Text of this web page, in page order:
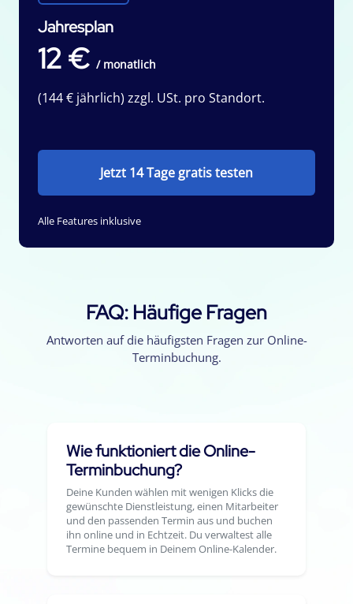
Jahresplan
12 € / monatlich
(144 € jährlich) zzgl. USt. pro Standort.
Jetzt 14 Tage gratis testen
Alle Features inklusive
FAQ: Häufige Fragen
Antworten auf die häufigsten Fragen zur Online-
Terminbuchung.
Wie funktioniert die Online-
Terminbuchung?
Deine Kunden wählen mit wenigen Klicks die
gewünschte Dienstleistung, einen Mitarbeiter
und den passenden Termin aus und buchen
ihn online und in Echtzeit. Du verwaltest alle
Termine bequem in Deinem Online-Kalender.